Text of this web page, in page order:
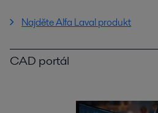
Najděte Alfa Laval produkt
CAD portál